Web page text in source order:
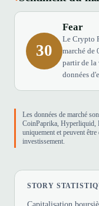
30
Fear
Le Crypto
marché de
partir de
données
Les données de marché
CoinPaprika, Hyperliquid,
uniquement et peuvent
investissement.
STORY
Capitalisation